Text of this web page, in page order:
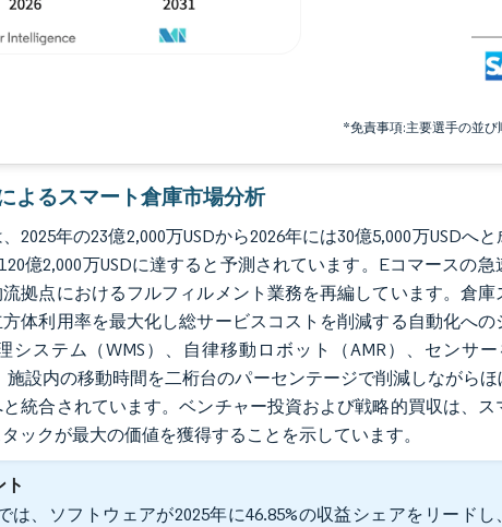
*免責事項:主要選手の並び
よるスマート倉庫市場分析
2025年の23億2,000万USDから2026年には30億5,000万USDへ
億2,000万USDに達すると予測されています。Eコマースの
拠点におけるフルフィルメント業務を再編しています。倉
体利用率を最大化し総サービスコストを削減する自動化へ
システム（WMS）、自律移動ロボット（AMR）、センサ
施設内の移動時間を二桁台のパーセンテージで削減しながら
と統合されています。ベンチャー投資および戦略的買収は、
ックが最大の価値を獲得することを示しています。
は、ソフトウェアが2025年に46.85%の収益シェアをリード